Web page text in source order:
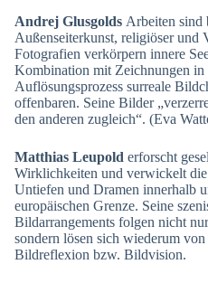
Andrej Glusgolds Arbeiten sind
Außenseiterkunst, religiöser und
Fotografien verkörpern innere
Kombination mit Zeichnungen in
Auflösungsprozess surreale
offenbaren. Seine Bilder
den anderen zugleich“. (Eva
Matthias Leupold erforscht
Wirklichkeiten und verwickelt
Untiefen und Dramen innerhalb
europäischen Grenze. Seine
Bildarrangements folgen nicht
sondern lösen sich wiederum
Bildreflexion bzw. Bildvision.